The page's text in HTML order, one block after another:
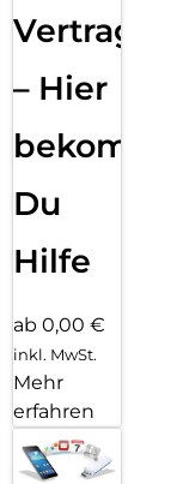
– Hier
bekommst
Du
Hilfe
ab 0,00 €
inkl. MwSt.
Mehr
erfahren